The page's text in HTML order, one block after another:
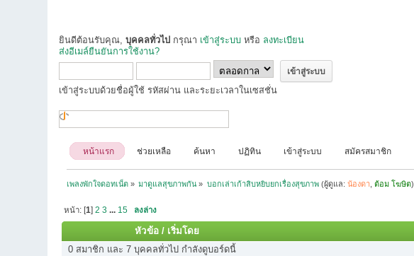
ยินดีต้อนรับคุณ,บุคคลทั่วไป กรุณา เข้าสู่ระบบ หรือ ลงทะเบียน
ส่งอีเมล์ยืนยันการใช้งาน?
เข้าสู่ระบบด้วยชื่อผู้ใช้ รหัสผ่าน และระยะเวลาในเซสชั่น
หน้าแรก ช่วยเหลือ ค้นหา ปฏิทิน เข้าสู่ระบบ สมัครสมาชิก
เพลงพักใจดอทเน็ต» มาดูแลสุขภาพกัน» บอกเล่าเก้าสิบหยิบยกเรื่องสุขภาพ(ผู้ดูแล: น้องดา ต้อม โฆษิต)
หน้า: [1] 2 3 ... 15 ลงล่าง
หัวข้อ/ เริ่มโดย
0 สมาชิก และ 7 บุคคลทั่วไป กำลังดูบอร์ดนี้